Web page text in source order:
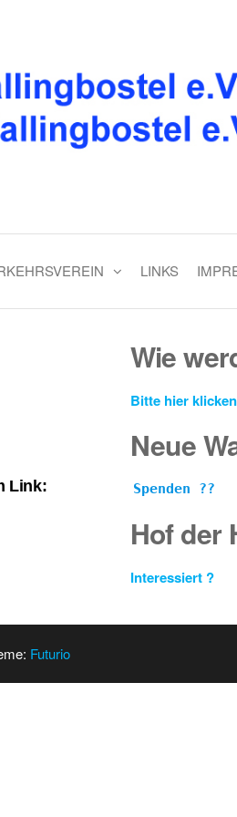
LINKS
Link:
Wie
Bitte hier klicken
Neue
Spenden ??
Hof der
Interessiert ?
Futurio